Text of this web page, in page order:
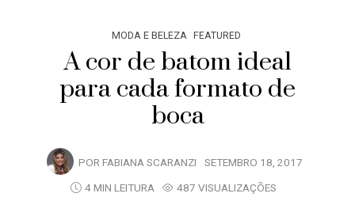
MODA E BELEZA FEATURED
A cor de batom ideal
para cada formato de
boca
POR FABIANA SCARANZI SETEMBRO 18, 2017
4 MIN LEITURA
487 VISUALIZAÇÕES